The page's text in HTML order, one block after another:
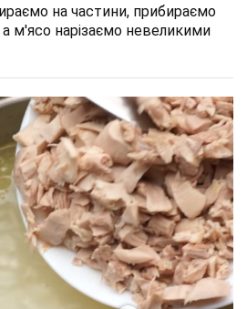
на частини, прибираємо
а м'ясо нарізаємо невеликими